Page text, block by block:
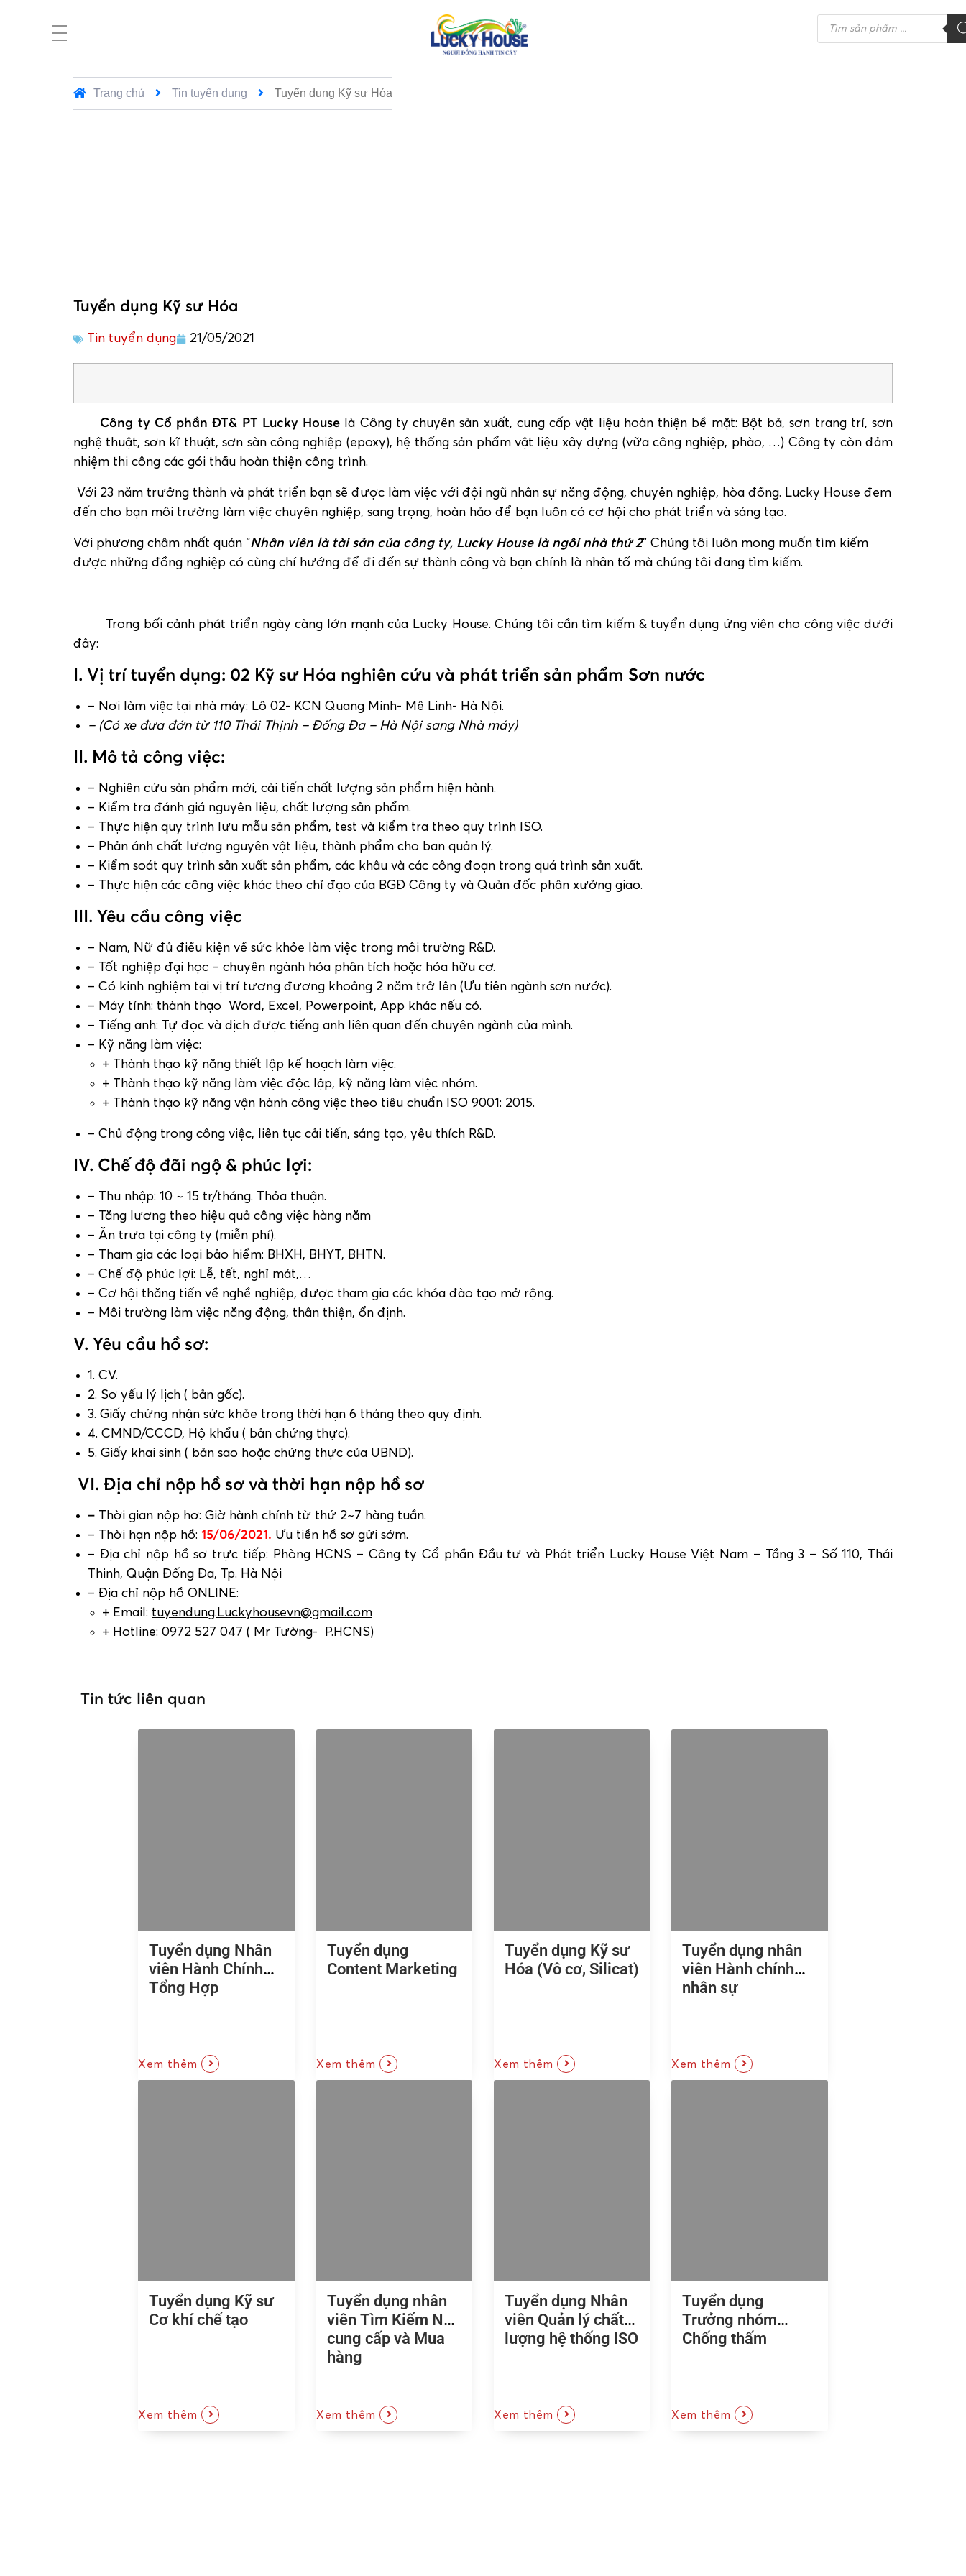
Trang chủ Tin tuyển dụng Tuyển dụng Kỹ sư Hóa
Tuyển dụng Kỹ sư Hóa
Tin tuyển dụng 21/05/2021
Công ty Cổ phần ĐT& PT Lucky House là Công ty chuyên sản xuất, cung cấp vật liệu hoàn thiện bề mặt: Bột bả, sơn trang trí, sơn
nghệ thuật, sơn kĩ thuật, sơn sàn công nghiệp (epoxy), hệ thống sản phẩm vật liệu xây dựng (vữa công nghiệp, phào, …) Công ty còn đảm
nhiệm thi công các gói thầu hoàn thiện công trình.
Với 23 năm trưởng thành và phát triển bạn sẽ được làm việc với đội ngũ nhân sự năng động, chuyên nghiệp, hòa đồng. Lucky House đem
đến cho bạn môi trường làm việc chuyên nghiệp, sang trọng, hoàn hảo để bạn luôn có cơ hội cho phát triển và sáng tạo.
Với phương châm nhất quán “Nhân viên là tài sản của công ty, Lucky House là ngôi nhà thứ 2” Chúng tôi luôn mong muốn tìm kiếm
được những đồng nghiệp có cùng chí hướng để đi đến sự thành công và bạn chính là nhân tố mà chúng tôi đang tìm kiếm.
Trong bối cảnh phát triển ngày càng lớn mạnh của Lucky House. Chúng tôi cần tìm kiếm & tuyển dụng ứng viên cho công việc dưới
đây:
I. Vị trí tuyển dụng: 02 Kỹ sư Hóa nghiên cứu và phát triển sản phẩm Sơn nước
– Nơi làm việc tại nhà máy: Lô 02- KCN Quang Minh- Mê Linh- Hà Nội.
– (Có xe đưa đớn từ 110 Thái Thịnh – Đống Đa – Hà Nội sang Nhà máy)
II. Mô tả công việc:
– Nghiên cứu sản phẩm mới, cải tiến chất lượng sản phẩm hiện hành.
– Kiểm tra đánh giá nguyên liệu, chất lượng sản phẩm.
– Thực hiện quy trình lưu mẫu sản phẩm, test và kiểm tra theo quy trình ISO.
– Phản ánh chất lượng nguyên vật liệu, thành phẩm cho ban quản lý.
– Kiểm soát quy trình sản xuất sản phẩm, các khâu và các công đoạn trong quá trình sản xuất.
– Thực hiện các công việc khác theo chỉ đạo của BGĐ Công ty và Quản đốc phân xưởng giao.
III. Yêu cầu công việc
– Nam, Nữ đủ điều kiện về sức khỏe làm việc trong môi trường R&D.
– Tốt nghiệp đại học – chuyên ngành hóa phân tích hoặc hóa hữu cơ.
– Có kinh nghiệm tại vị trí tương đương khoảng 2 năm trở lên (Ưu tiên ngành sơn nước).
– Máy tính: thành thạo Word, Excel, Powerpoint, App khác nếu có.
– Tiếng anh: Tự đọc và dịch được tiếng anh liên quan đến chuyên ngành của mình.
– Kỹ năng làm việc:
+ Thành thạo kỹ năng thiết lập kế hoạch làm việc.
+ Thành thạo kỹ năng làm việc độc lập, kỹ năng làm việc nhóm.
+ Thành thạo kỹ năng vận hành công việc theo tiêu chuẩn ISO 9001: 2015.
– Chủ động trong công việc, liên tục cải tiến, sáng tạo, yêu thích R&D.
IV. Chế độ đãi ngộ & phúc lợi:
– Thu nhập: 10 ~ 15 tr/tháng. Thỏa thuận.
– Tăng lương theo hiệu quả công việc hàng năm
– Ăn trưa tại công ty (miễn phí).
– Tham gia các loại bảo hiểm: BHXH, BHYT, BHTN.
– Chế độ phúc lợi: Lễ, tết, nghỉ mát,…
– Cơ hội thăng tiến về nghề nghiệp, được tham gia các khóa đào tạo mở rộng.
– Môi trường làm việc năng động, thân thiện, ổn định.
V. Yêu cầu hồ sơ:
1. CV.
2. Sơ yếu lý lịch ( bản gốc).
3. Giấy chứng nhận sức khỏe trong thời hạn 6 tháng theo quy định.
4. CMND/CCCD, Hộ khẩu ( bản chứng thực).
5. Giấy khai sinh ( bản sao hoặc chứng thực của UBND).
VI. Địa chỉ nộp hồ sơ và thời hạn nộp hồ sơ
–
Thời gian nộp hơ: Giờ hành chính từ thứ 2~7 hàng tuần.
– Thời hạn nộp hồ: 15/06/2021. Ưu tiền hồ sơ gửi sớm.
– Địa chỉ nộp hồ sơ trực tiếp: Phòng HCNS – Công ty Cổ phần Đầu tư và Phát triển Lucky House Việt Nam – Tầng 3 – Số 110, Thái
Thinh, Quận Đống Đa, Tp. Hà Nội
– Địa chỉ nộp hồ ONLINE:
+ Email: tuyendung.Luckyhousevn@gmail.com
+ Hotline: 0972 527 047 ( Mr Tường- P.HCNS)
Tin tức liên quan
Tuyển dụng Nhân
viên Hành Chính
Tổng Hợp
Xem thêm
Tuyển dụng
Content Marketing
Xem thêm
Tuyển dụng Kỹ sư
Hóa (Vô cơ, Silicat)
Xem thêm
Tuyển dụng nhân
viên Hành chính
nhân sự
Xem thêm
Tuyển dụng Kỹ sư
Cơ khí chế tạo
Xem thêm
Tuyển dụng nhân
viên Tìm Kiếm Nhà
cung cấp và Mua
hàng
Xem thêm
Tuyển dụng Nhân
viên Quản lý chất
lượng hệ thống ISO
Xem thêm
Tuyển dụng
Trưởng nhóm
Chống thấm
Xem thêm